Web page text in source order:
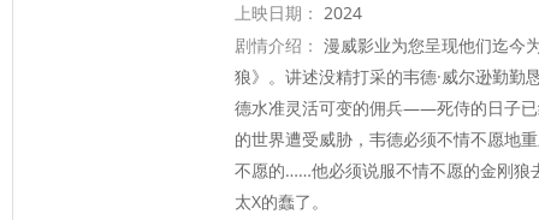
上映日期： 2024
剧情介绍： 漫威影业为您呈现他们迄今
狼》。讲述没精打采的韦德·威尔逊勤勤
德水准灵活可变的佣兵——死侍的日子
的世界遭受威胁，韦德必须不情不愿地
不愿的……他必须说服不情不愿的金刚
太X的蠢了。